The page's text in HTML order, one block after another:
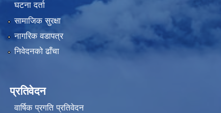
घटना दर्ता
सामाजिक सुरक्षा
नागरिक वडापत्र
निवेदनको ढाँचा
प्रतिवेदन
वार्षिक प्रगति प्रतिवेदन